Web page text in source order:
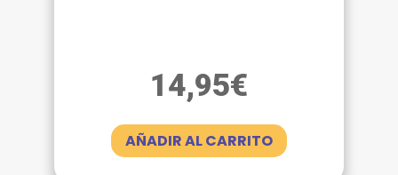
14,95€
AÑADIR AL CARRITO